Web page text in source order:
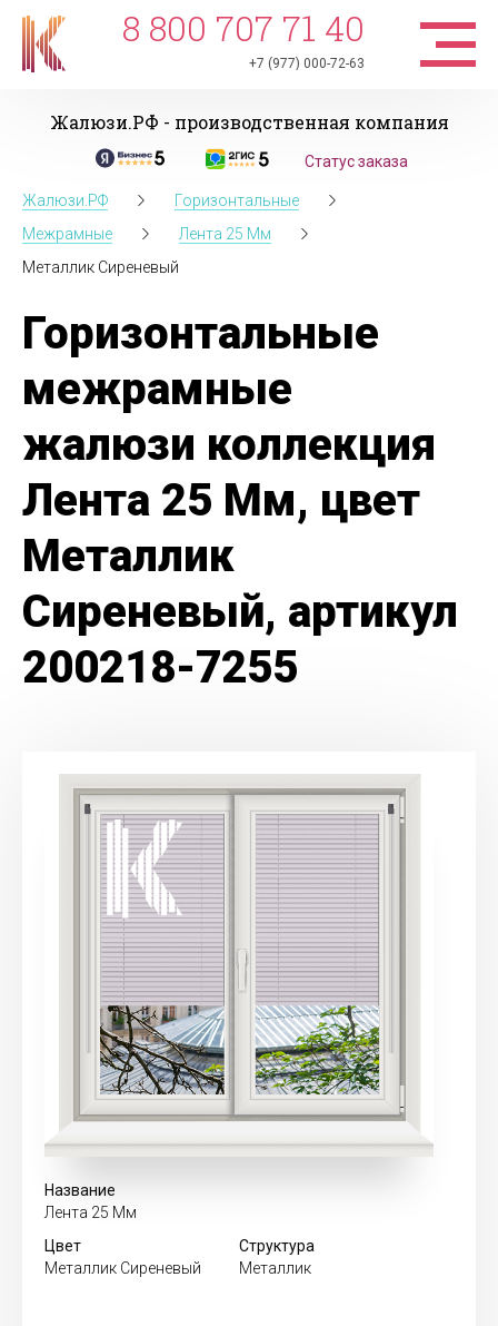
8 800 707 71 40
+7 (977) 000-72-63
Жалюзи.РФ - производственная компания
Статус заказа
Жалюзи.РФ
Горизонтальные
Межрамные
Лента 25 Мм
Металлик Сиреневый
Горизонтальные
межрамные
жалюзи коллекция
Лента 25 Мм, цвет
Металлик
Сиреневый, артикул
200218-7255
Название
Лента 25 Мм
Цвет
Металлик Сиреневый
Структура
Металлик